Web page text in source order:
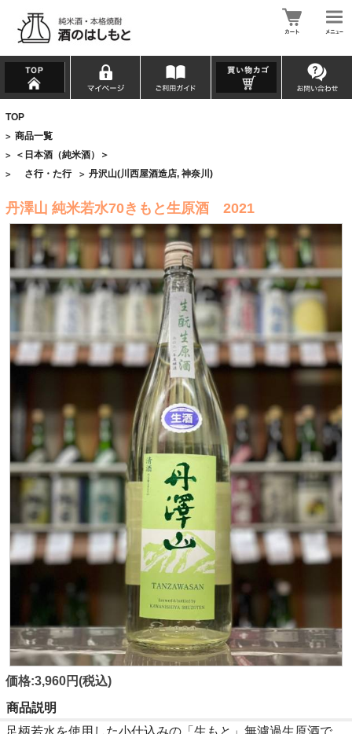
TOP
> 商品一覧
> ＜日本酒（純米酒）＞
> さ行・た行 > 丹沢山(川西屋酒造店, 神奈川)
丹澤山 純米若水70きもと生原酒 2021
価格:3,960円(税込)
商品説明
足柄若水を使用した小仕込みの「生もと」無濾過生原酒で